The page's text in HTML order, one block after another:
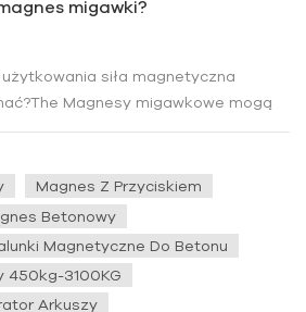
migawki?
siła magnetyczna
Magnesy migawkowe mogą
siłę magnetyczną po dłuższym
powodu następujących czynników:1.
Odporność temperaturowa
zwykle...
Magnes Z Przyciskiem
Betonowy
Magnetyczne Do Betonu
450kg-3100KG
Arkuszy